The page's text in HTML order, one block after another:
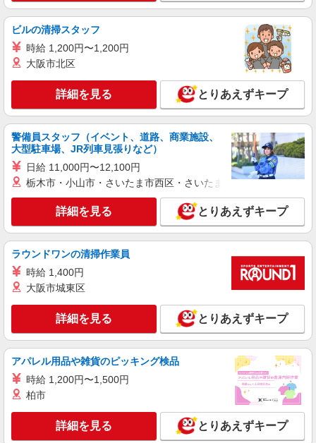
円） ☆日払い・週払いも対応しております！ 【当
社独自の手当】 世帯主手当（3,000円〜）、家
族手当（配偶者1万円、お子様一人5,000円）あり
京都府久世郡久御山町
キープ 詳細を見る
派遣社員
株式会社テクノ・サービス/お仕事No/0893809
金属加工等
京都府久世郡久御山町 ＊車・バイク通勤OK
キープ 詳細を見る
株式会社綜合キャリアオプション（1314VJ0805G61★45-S-T3）
装置へ部材のセット・取り外し/日払いOK
時給1,500円〜1,875円 ※経験・能力による
※時間外・深夜手当含む※研修期間(3ヶ月間)は時
給1300円〜時給1625円 【月収例】32万2000円(8
交通費：既定支給
キープ 詳細を見る
株式会社テクノ・サービス/お仕事No/0798465
部品の組立など
京都府久世郡久御山町 ＊車・バイク通勤OK
ビルの清掃スタッフ
時給 1,200円〜1,200円
大阪市北区
詳細を見る とりあえずキープ
警備員スタッフ（イベント、道路、商業施設、
大型駐車場、JR列車見張りなど）
日給 11,000円〜12,100円
栃木市・小山市・さいたま市西区・さいたま市岩槻区・久喜市・
詳細を見る とりあえずキープ
ラウンドワンの清掃作業員
時給 1,400円
大阪市城東区
詳細を見る とりあえずキープ
アパレル用品や雑貨のピッキング検品
時給 1,200円〜1,500円
柏市
詳細を見る とりあえずキープ